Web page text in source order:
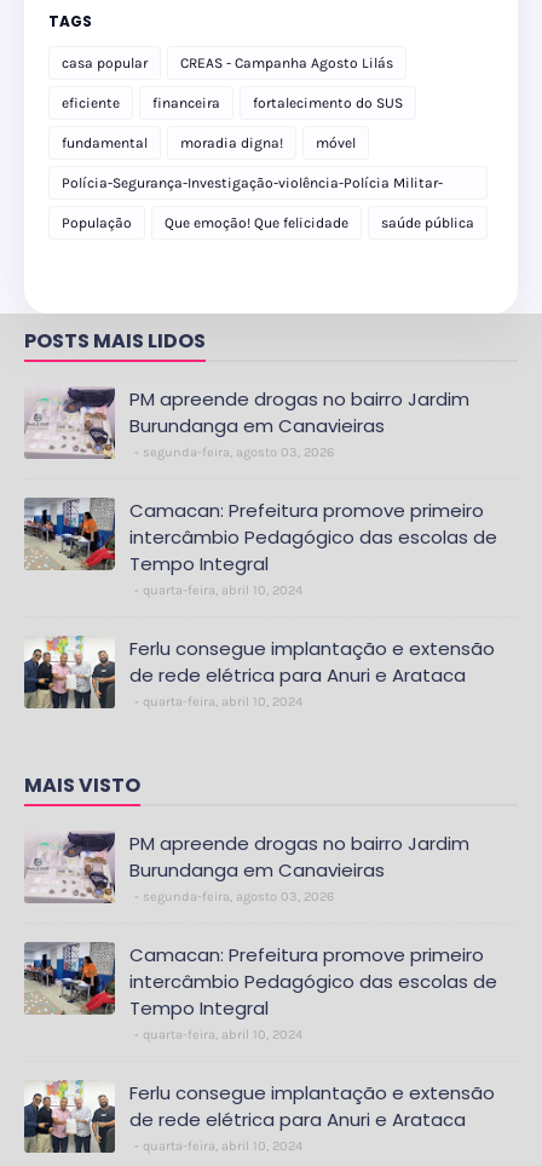
TAGS
casa popular CREAS - Campanha Agosto Lilás
eficiente financeira fortalecimento do SUS
fundamental moradia digna! móvel
Polícia-Segurança-Investigação-violência-Polícia Militar-
delegacia
População Que emoção! Que felicidade saúde pública
POSTS MAIS LIDOS
PM apreende drogas no bairro Jardim
Burundanga em Canavieiras
segunda-feira, agosto 03, 2026
Camacan: Prefeitura promove primeiro
intercâmbio Pedagógico das escolas de
Tempo Integral
quarta-feira, abril 10, 2024
Ferlu consegue implantação e extensão
de rede elétrica para Anuri e Arataca
quarta-feira, abril 10, 2024
MAIS VISTO
PM apreende drogas no bairro Jardim
Burundanga em Canavieiras
segunda-feira, agosto 03, 2026
Camacan: Prefeitura promove primeiro
intercâmbio Pedagógico das escolas de
Tempo Integral
quarta-feira, abril 10, 2024
Ferlu consegue implantação e extensão
de rede elétrica para Anuri e Arataca
quarta-feira, abril 10, 2024